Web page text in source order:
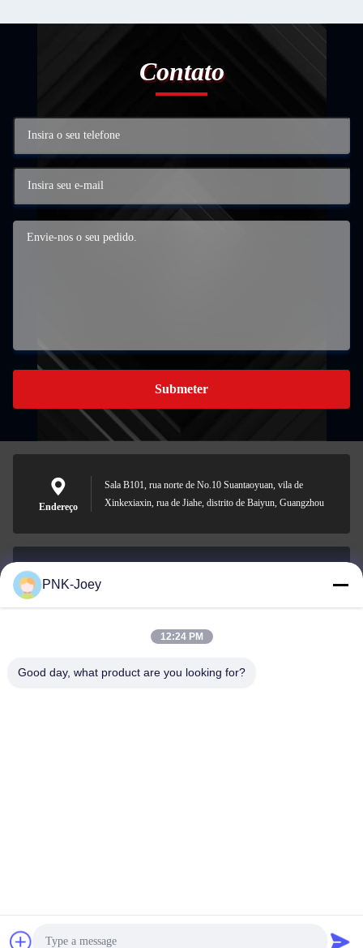
Obtenha o melhor preço
Contato
Submeter
Endereço
Sala B101, rua norte de No.10 Suantaoyuan, vila de
Xinkexiaxin, rua de Jiahe, distrito de Baiyun, Guangzhou
008613580404923
PNK-Joey
12:24 PM
Good day, what product are you looking for?